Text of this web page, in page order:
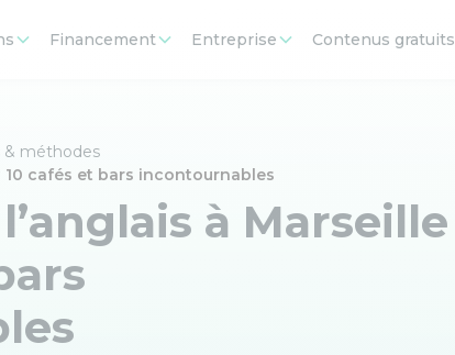
Financement Entreprise Contenus gratuits
& méthodes
10 cafés et bars incontournables
à Marseille